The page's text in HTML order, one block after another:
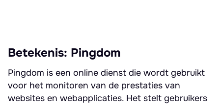
Betekenis: Pingdom
Pingdom is een online dienst die wordt gebruikt
voor het monitoren van de prestaties van
websites en webapplicaties. Het stelt gebruikers